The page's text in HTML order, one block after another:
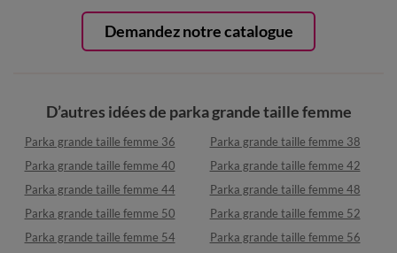
Demandez notre catalogue
D’autres idées de parka grande taille femme
Parka grande taille femme 36
Parka grande taille femme 38
Parka grande taille femme 40
Parka grande taille femme 42
Parka grande taille femme 44
Parka grande taille femme 48
Parka grande taille femme 50
Parka grande taille femme 52
Parka grande taille femme 54
Parka grande taille femme 56